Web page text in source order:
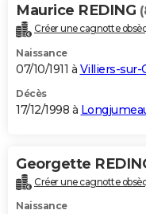
Maurice REDING
Créer une cagnotte
Naissance
07/10/1911 à Villiers-sur-
Décès
17/12/1998 à
Georgette
Créer une cagnotte
Naissance